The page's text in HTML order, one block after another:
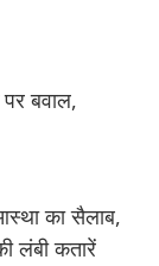
बवाल,
का सैलाब,
लंबी कतारें